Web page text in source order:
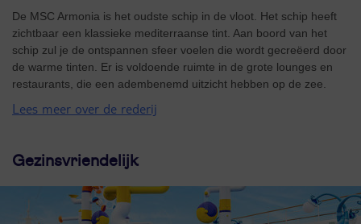
De MSC Armonia is het oudste schip in de vloot. Het schip heeft
zichtbaar een klassieke mediterraanse tint. Aan boord van het
schip zul je de ontspannen sfeer voelen die wordt gecreëerd door
de warme tinten. Er is voldoende ruimte in de grote lounges en
restaurants, die een adembenemd uitzicht hebben op de zee.
Lees meer over de rederij
Gezinsvriendelijk